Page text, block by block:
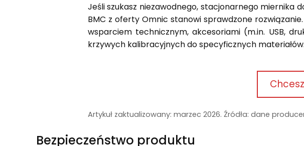
Jeśli szukasz niezawodnego, stacjonarnego
BMC z oferty Omnic stanowi sprawdzone
wsparciem technicznym, akcesoriami (m.in. USB,
krzywych kalibracyjnych do specyficznych materiałów.
Artykuł zaktualizowany: marzec 2026. Źródła: dane
Bezpieczeństwo produktu